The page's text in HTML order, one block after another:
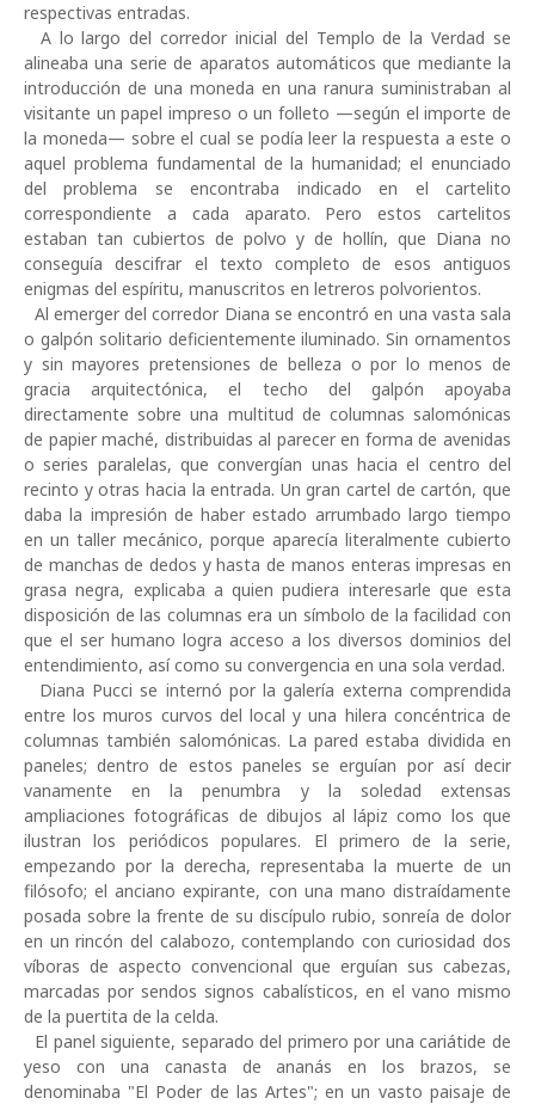
respectivas entradas.
A lo largo del corredor inicial del Templo de la Verdad se
alineaba una serie de aparatos automáticos que mediante la
introducción de una moneda en una ranura suministraban al
visitante un papel impreso o un folleto —según el importe de
la moneda— sobre el cual se podía leer la respuesta a este o
aquel problema fundamental de la humanidad; el enunciado
del problema se encontraba indicado en el cartelito
correspondiente a cada aparato. Pero estos cartelitos
estaban tan cubiertos de polvo y de hollín, que Diana no
conseguía descifrar el texto completo de esos antiguos
enigmas del espíritu, manuscritos en letreros polvorientos.
Al emerger del corredor Diana se encontró en una vasta sala
o galpón solitario deficientemente iluminado. Sin ornamentos
y sin mayores pretensiones de belleza o por lo menos de
gracia arquitectónica, el techo del galpón apoyaba
directamente sobre una multitud de columnas salomónicas
de papier maché, distribuidas al parecer en forma de avenidas
o series paralelas, que convergían unas hacia el centro del
recinto y otras hacia la entrada. Un gran cartel de cartón, que
daba la impresión de haber estado arrumbado largo tiempo
en un taller mecánico, porque aparecía literalmente cubierto
de manchas de dedos y hasta de manos enteras impresas en
grasa negra, explicaba a quien pudiera interesarle que esta
disposición de las columnas era un símbolo de la facilidad con
que el ser humano logra acceso a los diversos dominios del
entendimiento, así como su convergencia en una sola verdad.
Diana Pucci se internó por la galería externa comprendida
entre los muros curvos del local y una hilera concéntrica de
columnas también salomónicas. La pared estaba dividida en
paneles; dentro de estos paneles se erguían por así decir
vanamente en la penumbra y la soledad extensas
ampliaciones fotográficas de dibujos al lápiz como los que
ilustran los periódicos populares. El primero de la serie,
empezando por la derecha, representaba la muerte de un
filósofo; el anciano expirante, con una mano distraídamente
posada sobre la frente de su discípulo rubio, sonreía de dolor
en un rincón del calabozo, contemplando con curiosidad dos
víboras de aspecto convencional que erguían sus cabezas,
marcadas por sendos signos cabalísticos, en el vano mismo
de la puertita de la celda.
El panel siguiente, separado del primero por una cariátide de
yeso con una canasta de ananás en los brazos, se
denominaba "El Poder de las Artes"; en un vasto paisaje de